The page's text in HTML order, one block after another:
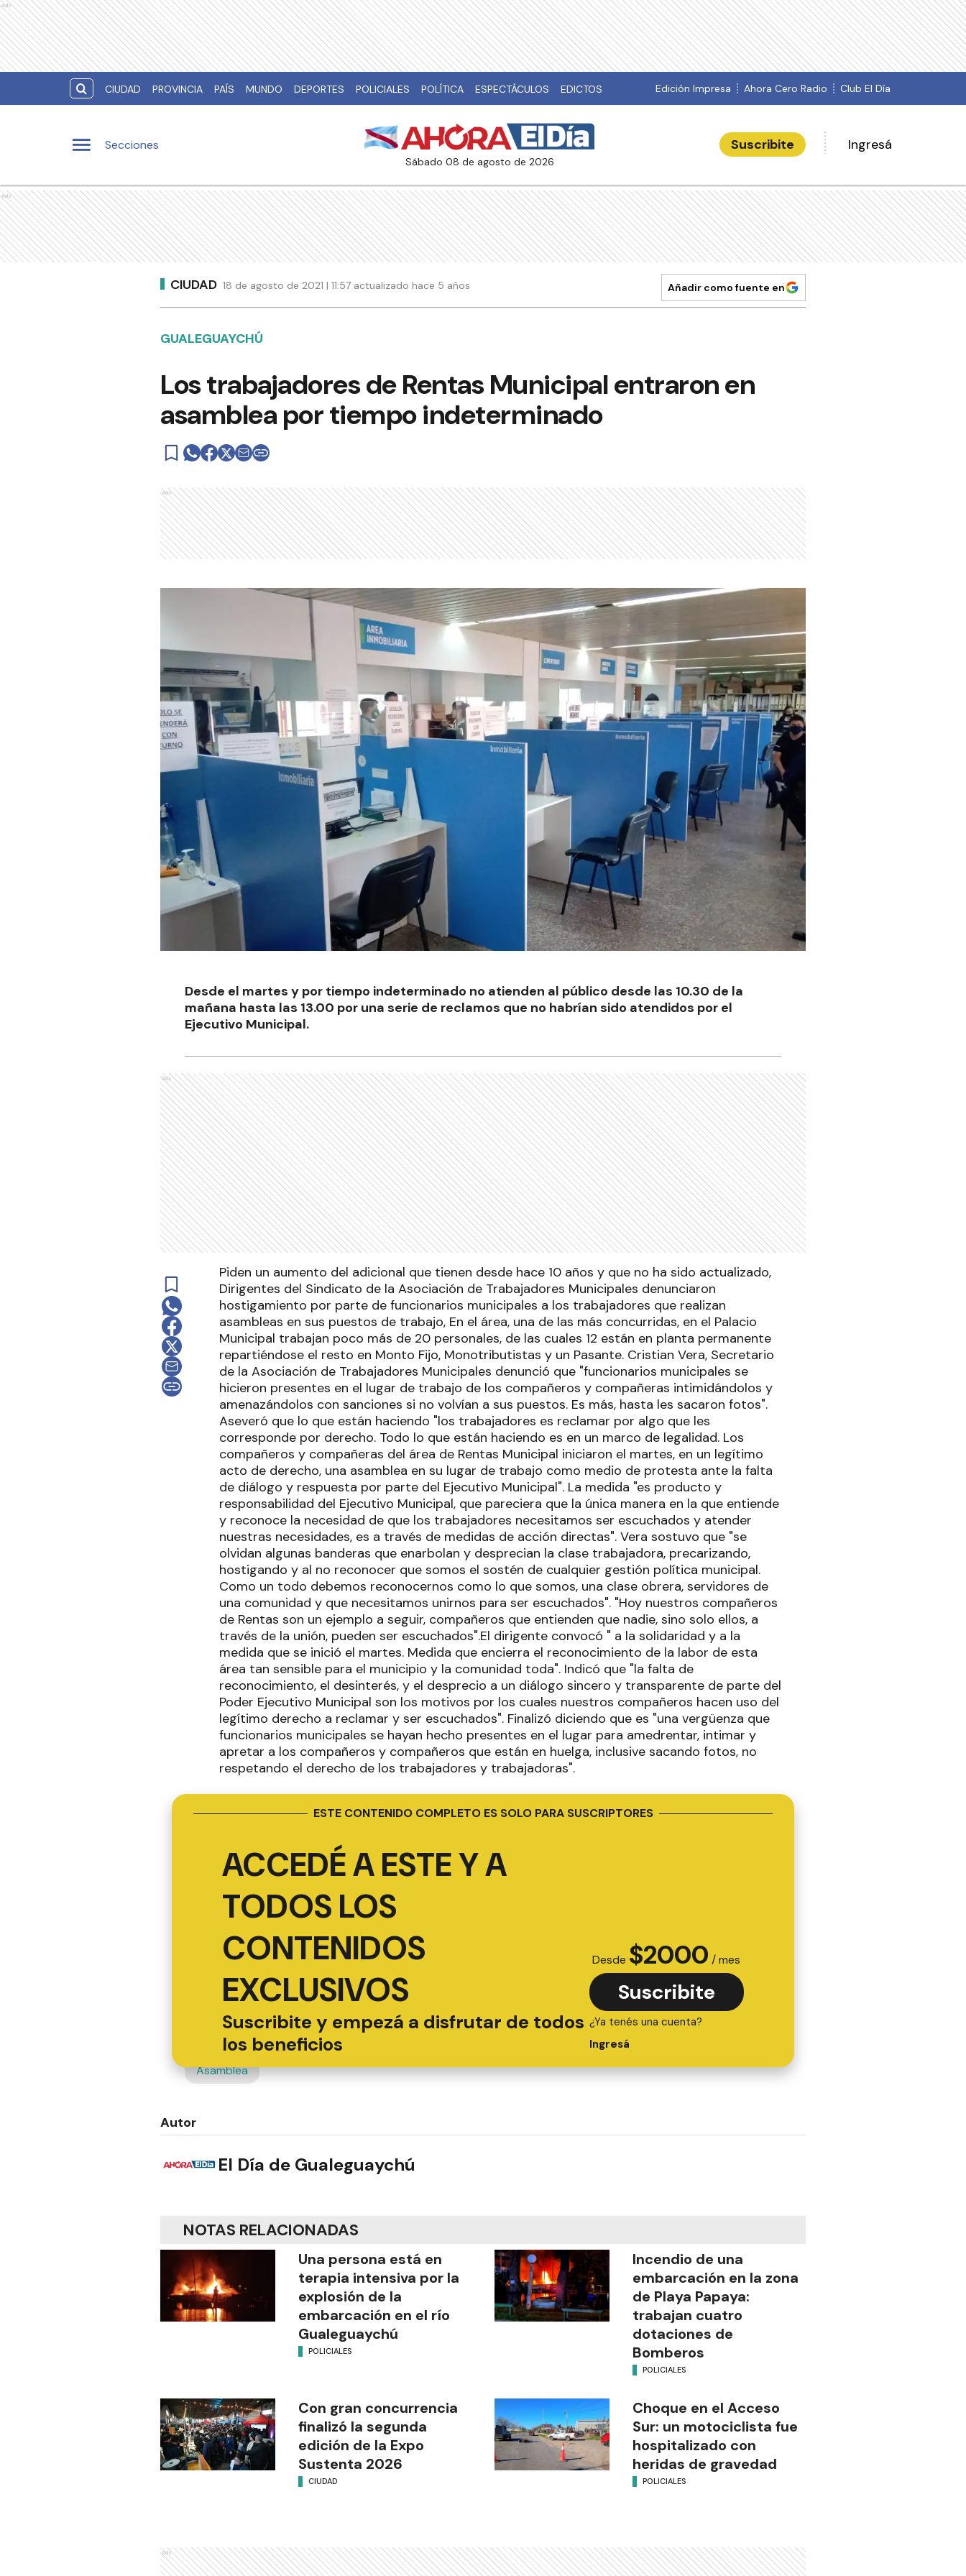
Ads
CIUDAD PROVINCIA PAÍS MUNDO DEPORTES POLICIALES POLÍTICA ESPECTÁCULOS EDICTOS Edición Impresa Ahora Cero Radio Club El Día
Secciones
sábado 08 de agosto de 2026
Suscribite Ingresá
Ads
CIUDAD 18 de agosto de 2021 | 11:57 actualizado hace 5 años Añadir como fuente en
GUALEGUAYCHÚ
Los trabajadores de Rentas Municipal entraron en
asamblea por tiempo indeterminado
Ads
Desde el martes y por tiempo indeterminado no atienden al público desde las 10.30 de la
mañana hasta las 13.00 por una serie de reclamos que no habrían sido atendidos por el
Ejecutivo Municipal.
Ads
Piden un aumento del adicional que tienen desde hace 10 años y que no ha sido actualizado,
Dirigentes del Sindicato de la Asociación de Trabajadores Municipales denunciaron
hostigamiento por parte de funcionarios municipales a los trabajadores que realizan
asambleas en sus puestos de trabajo, En el área, una de las más concurridas, en el Palacio
Municipal trabajan poco más de 20 personales, de las cuales 12 están en planta permanente
repartiéndose el resto en Monto Fijo, Monotributistas y un Pasante. Cristian Vera, Secretario
de la Asociación de Trabajadores Municipales denunció que "funcionarios municipales se
hicieron presentes en el lugar de trabajo de los compañeros y compañeras intimidándolos y
amenazándolos con sanciones si no volvían a sus puestos. Es más, hasta les sacaron fotos".
Aseveró que lo que están haciendo "los trabajadores es reclamar por algo que les
corresponde por derecho. Todo lo que están haciendo es en un marco de legalidad. Los
compañeros y compañeras del área de Rentas Municipal iniciaron el martes, en un legítimo
acto de derecho, una asamblea en su lugar de trabajo como medio de protesta ante la falta
de diálogo y respuesta por parte del Ejecutivo Municipal". La medida "es producto y
responsabilidad del Ejecutivo Municipal, que pareciera que la única manera en la que entiende
y reconoce la necesidad de que los trabajadores necesitamos ser escuchados y atender
nuestras necesidades, es a través de medidas de acción directas". Vera sostuvo que "se
olvidan algunas banderas que enarbolan y desprecian la clase trabajadora, precarizando,
hostigando y al no reconocer que somos el sostén de cualquier gestión política municipal.
Como un todo debemos reconocernos como lo que somos, una clase obrera, servidores de
una comunidad y que necesitamos unirnos para ser escuchados". "Hoy nuestros compañeros
de Rentas son un ejemplo a seguir, compañeros que entienden que nadie, sino solo ellos, a
través de la unión, pueden ser escuchados".El dirigente convocó " a la solidaridad y a la
medida que se inició el martes. Medida que encierra el reconocimiento de la labor de esta
área tan sensible para el municipio y la comunidad toda". Indicó que "la falta de
reconocimiento, el desinterés, y el desprecio a un diálogo sincero y transparente de parte del
Poder Ejecutivo Municipal son los motivos por los cuales nuestros compañeros hacen uso del
legítimo derecho a reclamar y ser escuchados". Finalizó diciendo que es "una vergüenza que
funcionarios municipales se hayan hecho presentes en el lugar para amedrentar, intimar y
apretar a los compañeros y compañeros que están en huelga, inclusive sacando fotos, no
respetando el derecho de los trabajadores y trabajadoras".
ESTE CONTENIDO COMPLETO ES SOLO PARA SUSCRIPTORES
ACCEDÉ A ESTE Y A
TODOS LOS
CONTENIDOS
EXCLUSIVOS
Suscribite y empezá a disfrutar de todos
los beneficios
Desde $2000 / mes
Suscribite
¿Ya tenés una cuenta?
Ingresá
Asamblea
Autor
El Día de Gualeguaychú
NOTAS RELACIONADAS
Una persona está en
terapia intensiva por la
explosión de la
embarcación en el río
Gualeguaychú
POLICIALES
Incendio de una
embarcación en la zona
de Playa Papaya:
trabajan cuatro
dotaciones de
Bomberos
POLICIALES
Con gran concurrencia
finalizó la segunda
edición de la Expo
Sustenta 2026
CIUDAD
Choque en el Acceso
Sur: un motociclista fue
hospitalizado con
heridas de gravedad
POLICIALES
Ads